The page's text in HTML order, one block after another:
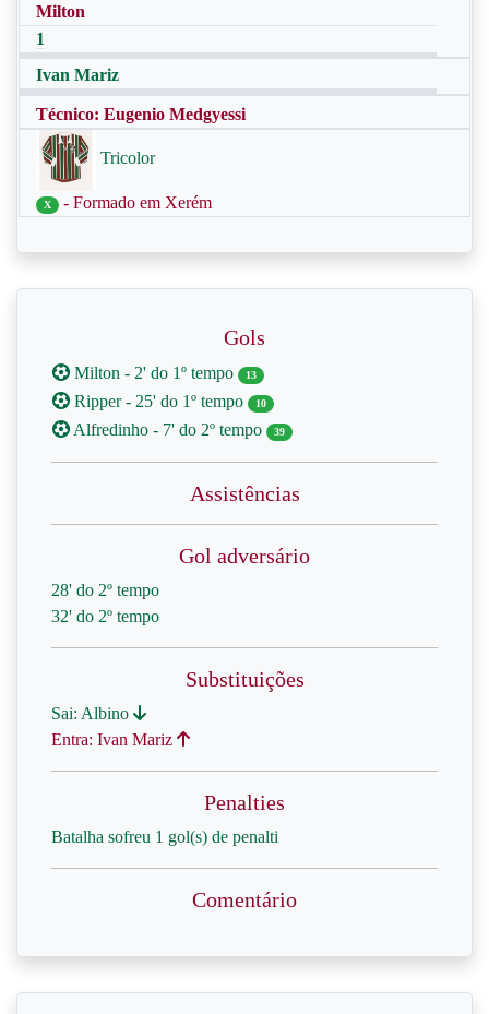
Milton
1
Ivan Mariz
Técnico: Eugenio Medgyessi
Tricolor
X - Formado em Xerém
Gols
Milton - 2' do 1º tempo 13
Ripper - 25' do 1º tempo 10
Alfredinho - 7' do 2º tempo 39
Assistências
Gol adversário
28' do 2º tempo
32' do 2º tempo
Substituições
Sai: Albino
Entra: Ivan Mariz
Penalties
Batalha sofreu 1 gol(s) de penalti
Comentário